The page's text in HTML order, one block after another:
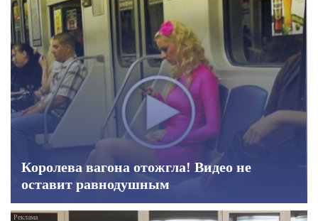
Королева вагона отожгла! Видео не
оставит равнодушным